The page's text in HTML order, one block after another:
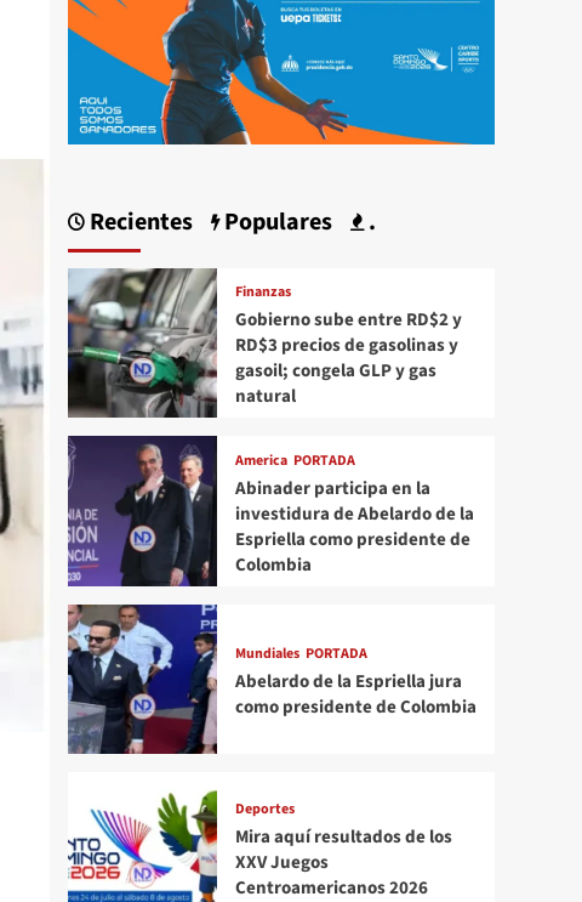
Recientes Populares .
Finanzas
Gobierno sube entre RD$2 y
RD$3 precios de gasolinas y
gasoil; congela GLP y gas
natural
America PORTADA
Abinader participa en la
investidura de Abelardo de la
Espriella como presidente de
Colombia
Mundiales PORTADA
Abelardo de la Espriella jura
como presidente de Colombia
Deportes
Mira aquí resultados de los
XXV Juegos
Centroamericanos 2026